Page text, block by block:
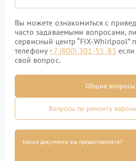
Вы можете ознакомиться с
часто задаваемыми вопросами,
сервисный центр “FIX-Whirlpool”
телефону+7 (800) 301-55-83
свой вопрос.
Общие вопросы
Вопросы по ремонту
Какие документы вы предоставляете?